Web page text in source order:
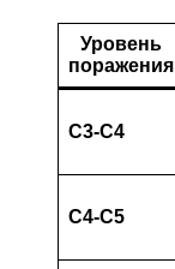
Уровень
поражения
C3-C4
C4-C5